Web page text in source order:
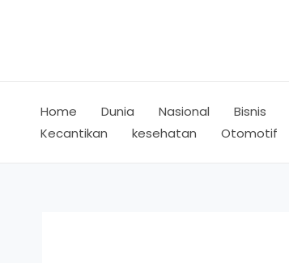
Home Dunia Nasional Bisnis
Kecantikan
kesehatan Otomotif